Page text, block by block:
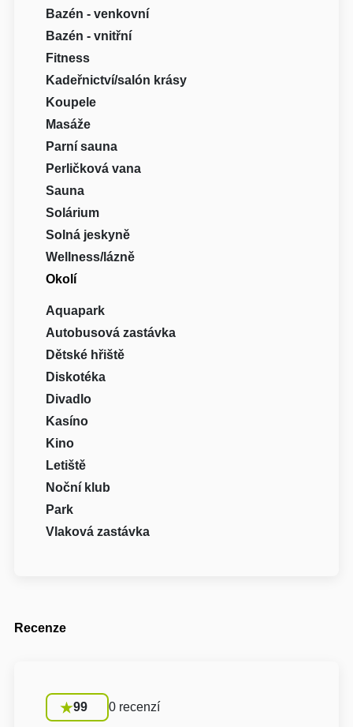
Bazén - venkovní
Bazén - vnitřní
Fitness
Kadeřnictví/salón krásy
Koupele
Masáže
Parní sauna
Perličková vana
Sauna
Solárium
Solná jeskyně
Wellness/lázně
Okolí
Aquapark
Autobusová zastávka
Dětské hřiště
Diskotéka
Divadlo
Kasíno
Kino
Letiště
Noční klub
Park
Vlaková zastávka
Recenze
99 0 recenzí